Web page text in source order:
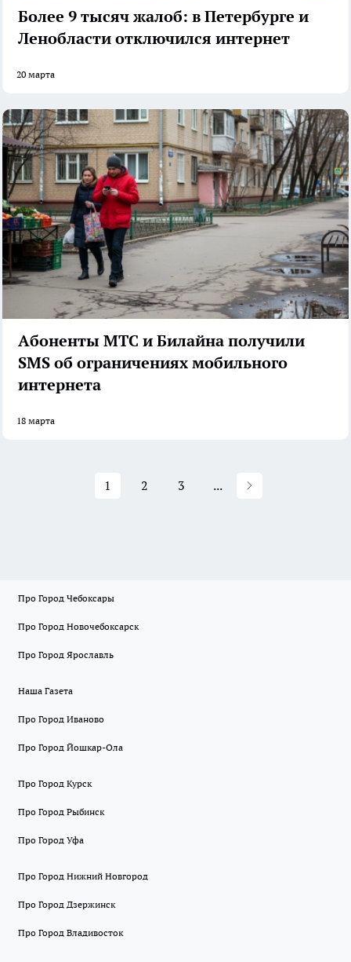
Более 9 тысяч жалоб: в Петербурге и
Ленобласти отключился интернет
20 марта
Абоненты МТС и Билайна получили
SMS об ограничениях мобильного
интернета
18 марта
1 2 3 ...
Про Город Чебоксары
Про Город Новочебоксарск
Про Город Ярославль
Наша Газета
Про Город Иваново
Про Город Йошкар-Ола
Про Город Курск
Про Город Рыбинск
Про Город Уфа
Про Город Нижний Новгород
Про Город Дзержинск
Про Город Владивосток